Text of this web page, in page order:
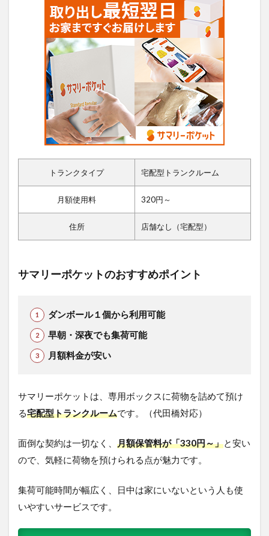
トランクタイプ 宅配型トランクルーム
月額使用料 320円～
住所 店舗なし（宅配型）
サマリーポケットのおすすめポイント
ダンボール１個から利用可能
早朝・深夜でも集荷可能
月額料金が安い
サマリーポケットは、専用ボックスに荷物を詰めて預け
る宅配型トランクルームです。（代田橋対応）
面倒な契約は一切なく、 月額保管料が「330円～」と安い
ので、気軽に荷物を預けられる点が魅力です。
集荷可能時間が幅広く、日中は家にいないという人も使
いやすいサービスです。